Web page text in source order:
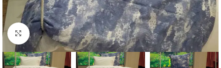
Padidinti